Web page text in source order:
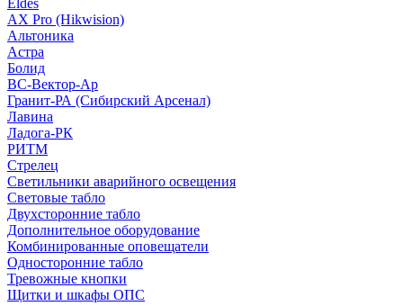
Eldes
AX Pro (Hikwision)
Альтоника
Астра
Болид
ВС-Вектор-Ар
Гранит-РА (Сибирский Арсенал)
Лавина
Ладога-РК
РИТМ
Стрелец
Светильники аварийного освещения
Световые табло
Двухсторонние табло
Дополнительное оборудование
Комбинированные оповещатели
Односторонние табло
Тревожные кнопки
Щитки и шкафы ОПС